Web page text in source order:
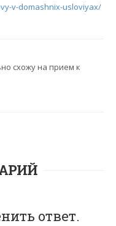
v-domashnix-usloviyax/
схожу на прием к
ответ.